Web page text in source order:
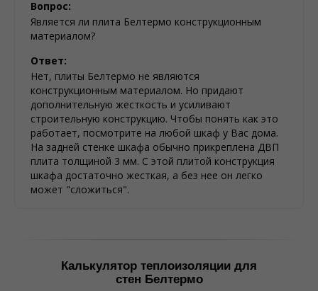
Вопрос:
Является ли плита Белтермо конструкционным
материалом?
Ответ:
Нет, плиты Белтермо не являются
конструкционным материалом. Но придают
дополнительную жесткость и усиливают
строительную конструкцию. Чтобы понять как это
работает, посмотрите на любой шкаф у Вас дома.
На задней стенке шкафа обычно прикреплена ДВП
плита толщиной 3 мм. С этой плитой конструкция
шкафа достаточно жесткая, а без нее он легко
может "сложиться".
Калькулятор теплоизоляции для
стен Белтермо